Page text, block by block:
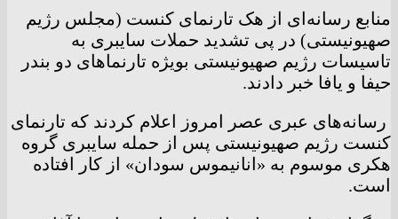
منابع رسانه‌ای از هک تارنمای کنست (مجلس رژیم
صهیونیستی) در پی تشدید حملات سایبری به
تاسیسات رژیم صهیونیستی بویژه تارنما‌های دو بندر
حیفا و یافا خبر دادند.
رسانه‌های عبری عصر امروز اعلام کردند که تارنمای
کنست رژیم صهیونیستی پس از حمله سایبری گروه
هکری موسوم به «انانیموس سودان» از کار افتاده
است.